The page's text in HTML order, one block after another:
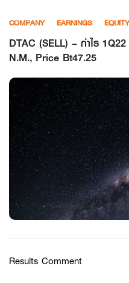
content
COMPANY EARNINGS EQUITY
DTAC (SELL) – กำไร
N.M., Price Bt47.25
Results Comment